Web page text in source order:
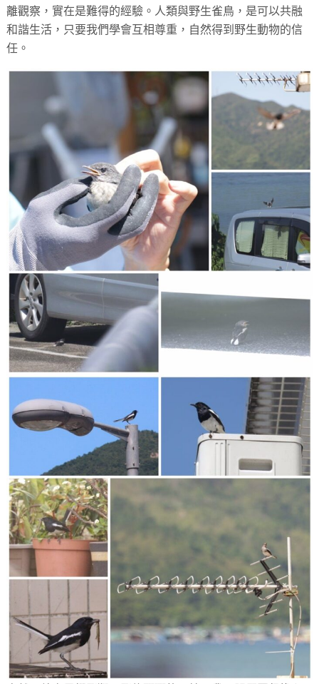
離觀察，實在是難得的經驗。人類與野生雀鳥，是可以共融
和諧生活，只要我們學會互相尊重，自然得到野生動物的信
任。